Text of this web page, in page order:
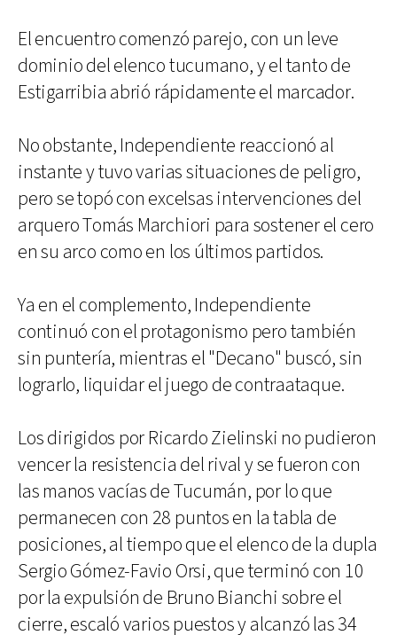
El encuentro comenzó parejo, con un leve
dominio del elenco tucumano, y el tanto de
Estigarribia abrió rápidamente el marcador.
No obstante, Independiente reaccionó al
instante y tuvo varias situaciones de peligro,
pero se topó con excelsas intervenciones del
arquero Tomás Marchiori para sostener el cero
en su arco como en los últimos partidos.
Ya en el complemento, Independiente
continuó con el protagonismo pero también
sin puntería, mientras el "Decano" buscó, sin
lograrlo, liquidar el juego de contraataque.
Los dirigidos por Ricardo Zielinski no pudieron
vencer la resistencia del rival y se fueron con
las manos vacías de Tucumán, por lo que
permanecen con 28 puntos en la tabla de
posiciones, al tiempo que el elenco de la dupla
Sergio Gómez-Favio Orsi, que terminó con 10
por la expulsión de Bruno Bianchi sobre el
cierre, escaló varios puestos y alcanzó las 34